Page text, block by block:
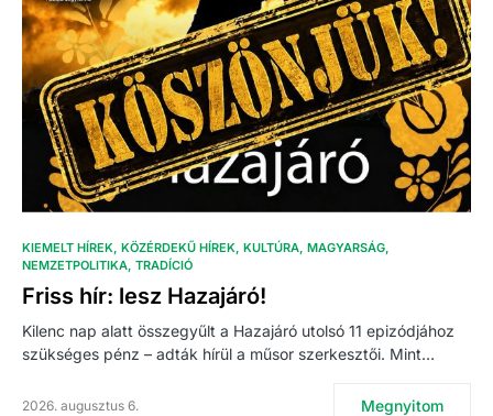
KIEMELT HÍREK KÖZÉRDEKŰ HÍREK KULTÚRA MAGYARSÁG
NEMZETPOLITIKA TRADÍCIÓ
Friss hír: lesz Hazajáró!
Kilenc nap alatt összegyűlt a Hazajáró utolsó 11 epizódjához
szükséges pénz – adták hírül a műsor szerkesztői. Mint…
2026. augusztus 6. Megnyitom